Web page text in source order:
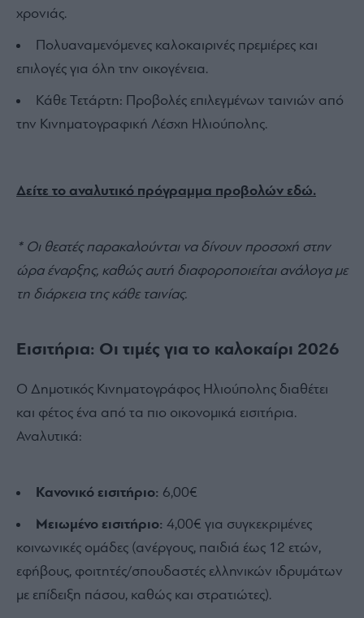
χρονιάς.
Πολυαναμενόμενες καλοκαιρινές πρεμιέρες και
επιλογές για όλη την οικογένεια.
Κάθε Τετάρτη: Προβολές επιλεγμένων ταινιών από
την Κινηματογραφική Λέσχη Ηλιούπολης.
Δείτε το αναλυτικό πρόγραμμα προβολών εδώ.
* Οι θεατές παρακαλούνται να δίνουν προσοχή στην
ώρα έναρξης, καθώς αυτή διαφοροποιείται ανάλογα με
τη διάρκεια της κάθε ταινίας.
Εισιτήρια: Οι τιμές για το καλοκαίρι 2026
Ο Δημοτικός Κινηματογράφος Ηλιούπολης διαθέτει
και φέτος ένα από τα πιο οικονομικά εισιτήρια.
Αναλυτικά:
Κανονικό εισιτήριο: 6,00€
Μειωμένο εισιτήριο: 4,00€ για συγκεκριμένες
κοινωνικές ομάδες (ανέργους, παιδιά έως 12 ετών,
εφήβους, φοιτητές/σπουδαστές ελληνικών ιδρυμάτων
με επίδειξη πάσου, καθώς και στρατιώτες).